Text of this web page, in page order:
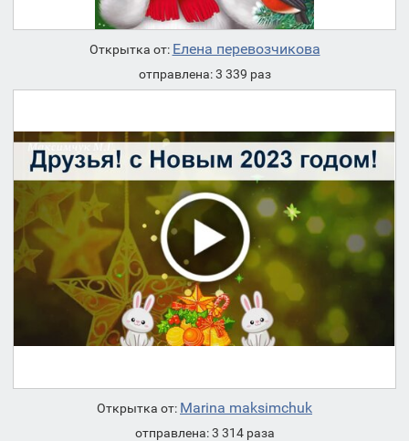
Открытка от: Елена перевозчикова
отправлена: 3 339 раз
Открытка от: Marina maksimchuk
отправлена: 3 314 раза